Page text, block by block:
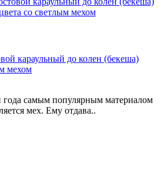
караульный до колен (бекеша)
мехом
года самым популярным материалом
мех. Ему отдава..